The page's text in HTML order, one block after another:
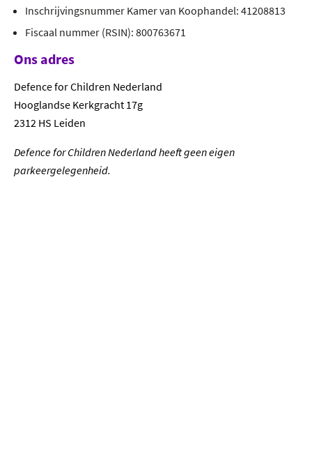
Inschrijvingsnummer Kamer van Koophandel: 41208813
Fiscaal nummer (RSIN): 800763671
Ons adres
Defence for Children Nederland
Hooglandse Kerkgracht 17g
2312 HS Leiden
Defence for Children Nederland heeft geen eigen
parkeergelegenheid.